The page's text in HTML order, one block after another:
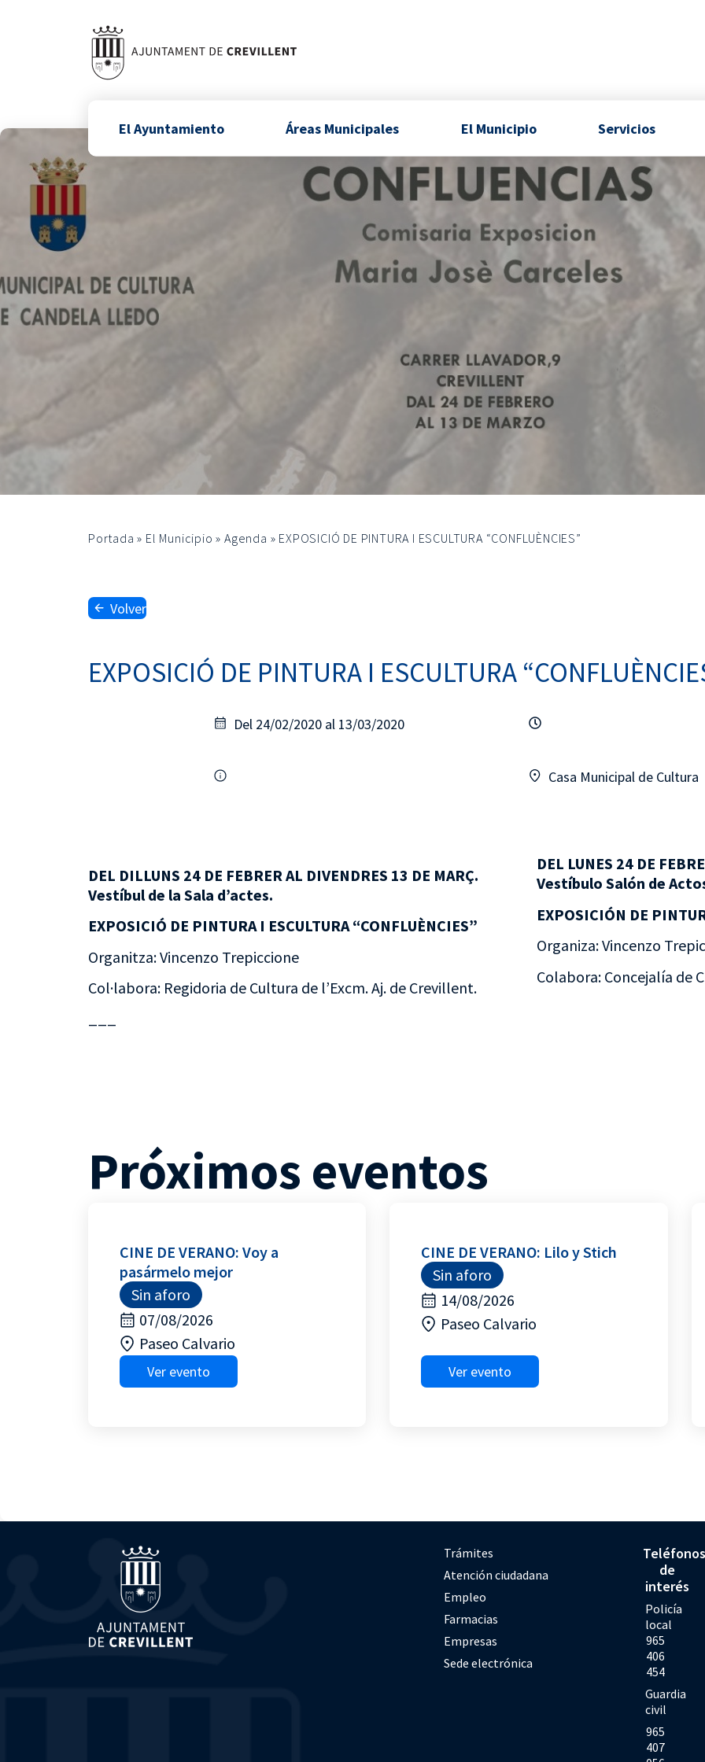
El Ayuntamiento Áreas Municipales El Municipio Servicios
Portada » El Municipio »Agenda » EXPOSICIÓ DE PINTURA I ESCULTURA “CONFLUÈNCIES”
Volver
EXPOSICIÓ DE PINTURA I ESCULTURA
Del 24/02/2020 al 13/03/2020
Casa Municipal de Cultura
DEL DILLUNS 24 DE FEBRER AL DIVENDRES 13 DE MARÇ.
Vestíbul de la Sala d’actes.
EXPOSICIÓ DE PINTURA I ESCULTURA “CONFLUÈNCIES”
Organitza: Vincenzo Trepiccione
Col·labora: Regidoria de Cultura de l’Excm. Aj. de Crevillent.
DEL LUNES 24 DE
Vestíbulo Salón de
EXPOSICIÓN DE
Organiza: Vincenzo
Colabora: Concejalía de
Próximos eventos
CINE DE VERANO: Voy a
pasármelo mejor
Sin aforo
07/08/2026
Paseo Calvario
Ver evento
CINE DE VERANO: Lilo y Stich
Sin aforo
14/08/2026
Paseo Calvario
Ver evento
Trámites
Atención ciudadana
Empleo
Farmacias
Empresas
Sede electrónica
de
interés
Policía
local
965
406
454
Guardia
civil
965
407